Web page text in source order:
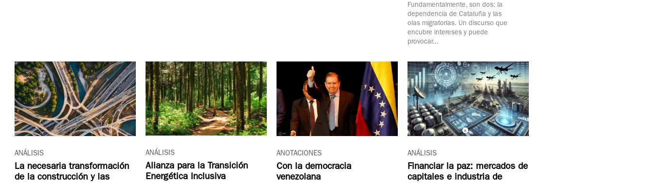
Fundamentalmente, son dos: la
dependencia de Cataluña y las
olas migratorias. Un discurso que
encubre intereses y puede
provocar...
ANÁLISIS
La necesaria transformación
de la construcción y las
ANÁLISIS
Alianza para la Transición
Energética Inclusiva
ANOTACIONES
Con la democracia
venezolana
ANÁLISIS
Financiar la paz: mercados de
capitales e industria de